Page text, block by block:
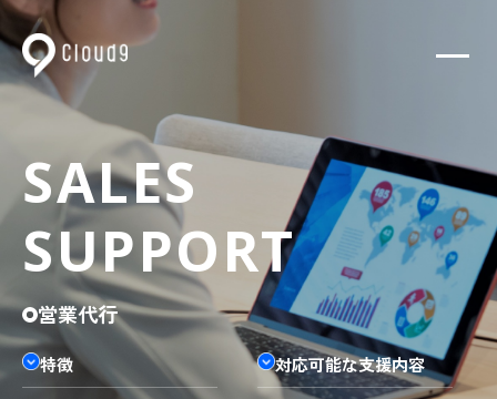
SALES
SUPPORT
営業代行
特徴 対応可能な支援内容